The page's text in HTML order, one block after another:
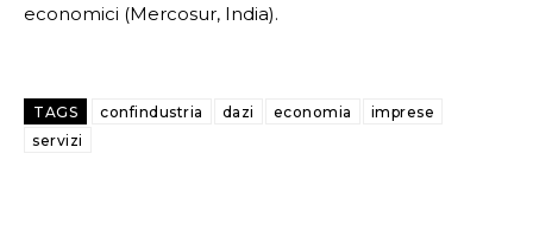
economici (Mercosur, India).
TAGS confindustria dazi economia
imprese
servizi